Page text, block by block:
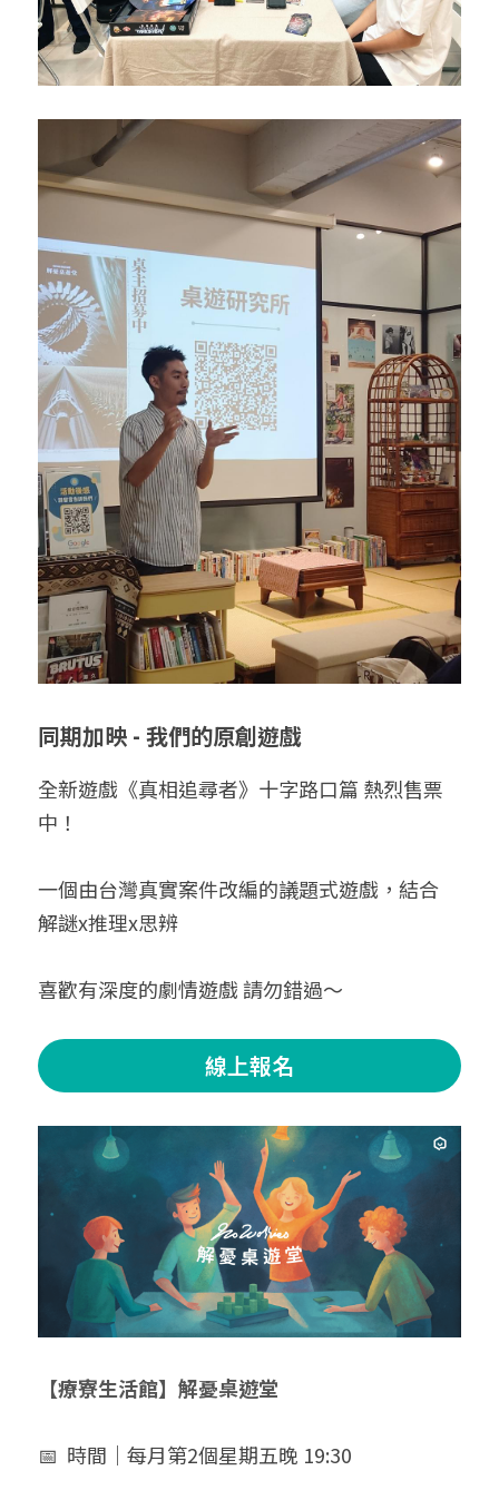
同期加映 - 我們的原創遊戲
全新遊戲《真相追尋者》十字路口篇 熱烈售票
中！
一個由台灣真實案件改編的議題式遊戲，結合
解謎x推理x思辨
喜歡有深度的劇情遊戲 請勿錯過～
線上報名
【療寮生活館】解憂桌遊堂
📅  時間｜每月第2個星期五晚 19:30